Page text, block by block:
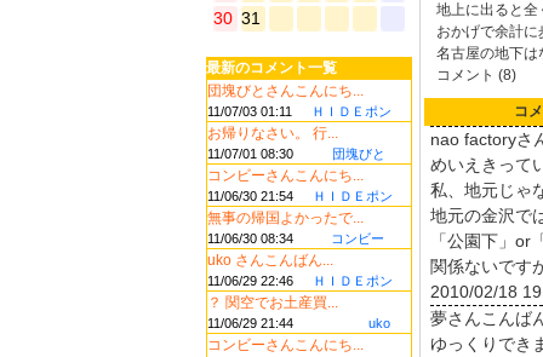
30 31
最新のコメント一覧
団塊びとさんこんにち...
11/07/03 01:11 ＨＩＤＥポン
お帰りなさい。 行...
11/07/01 08:30 団塊びと
コンビーさんこんにち...
11/06/30 21:54 ＨＩＤＥポン
無事の帰国よかったで...
11/06/30 08:34 コンビー
uko さんこんばん...
11/06/29 22:46 ＨＩＤＥポン
？ 関空でお土産買...
11/06/29 21:44 uko
コンビーさんこんにち...
地上に出ると全
おかげで余計
名古屋の地下は
コメント (8)
コ
nao factoryさ
めいえきって
私、地元じゃ
地元の金沢で
「公園下」or
関係ないです
2010/02/18
夢さんこんば
ゆっくりでき